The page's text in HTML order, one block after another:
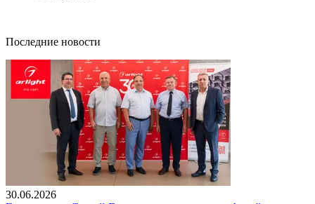
Последние новости
30.06.2026